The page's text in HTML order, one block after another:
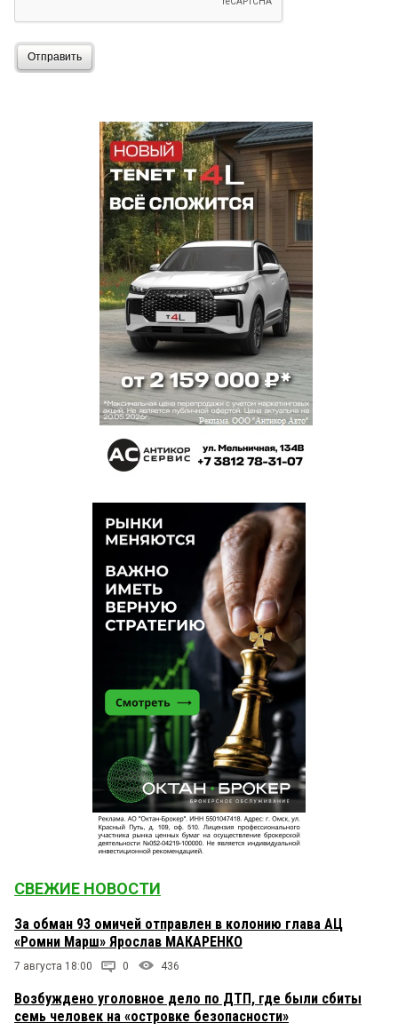
Отправить
СВЕЖИЕ НОВОСТИ
За обман 93 омичей отправлен в колонию глава АЦ
«Ромни Марш» Ярослав МАКАРЕНКО
7 августа 18:00 0 436
Возбуждено уголовное дело по ДТП, где были сбиты
семь человек на «островке безопасности»